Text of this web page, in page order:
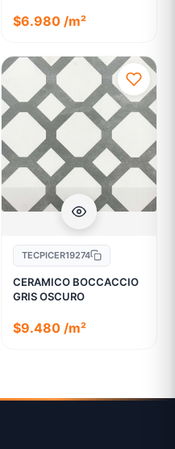
$6.980 /m²
TECPICER19274
CERAMICO BOCCACCIO
GRIS OSCURO
$9.480 /m²